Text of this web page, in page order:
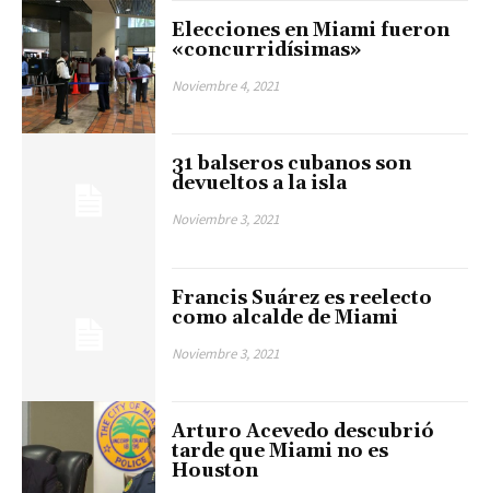
Elecciones en Miami fueron
«concurridísimas»
Noviembre 4, 2021
31 balseros cubanos son
devueltos a la isla
Noviembre 3, 2021
Francis Suárez es reelecto
como alcalde de Miami
Noviembre 3, 2021
Arturo Acevedo descubrió
tarde que Miami no es
Houston